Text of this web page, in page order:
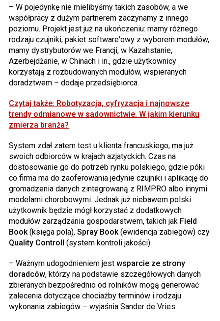
– W pojedynkę nie mielibyśmy takich zasobów, a we
współpracy z dużym partnerem zaczynamy z innego
poziomu. Projekt jest już na ukończeniu: mamy różnego
rodzaju czujniki, pakiet software‘owy z wyborem modułów,
mamy dystrybutorów we Francji, w Kazahstanie,
Azerbejdżanie, w Chinach i in., gdzie użytkownicy
korzystają z rozbudowanych modułów, wspieranych
doradztwem – dodaje przedsiębiorca.
Czytaj także: Robotyzacja, cyfryzacja i najnowsze
trendy odmianowe w sadownictwie. W jakim kierunku
zmierza branża?
System zdał zatem test u klienta francuskiego, ma już
swoich odbiorców w krajach azjatyckich. Czas na
dostosowanie go do potrzeb rynku polskiego, gdzie póki
co firma ma do zaoferowania jedynie czujniki i aplikację do
gromadzenia danych zintegrowaną z RIMPRO albo innymi
modelami chorobowymi. Jednak już niebawem polski
użytkownik będzie mógł korzystać z dodatkowych
modułów zarządzania gospodarstwem, takich jak Field
Book(księga pola), Spray Book(ewidencja zabiegów) czy
Quality Controll (system kontroli jakości).
– Ważnym udogodnieniem jest wsparcie ze strony
doradców, którzy na podstawie szczegółowych danych
zbieranych bezpośrednio od rolników mogą generować
zalecenia dotyczące chociażby terminów i rodzaju
wykonania zabiegów – wyjaśnia Sander de Vries.